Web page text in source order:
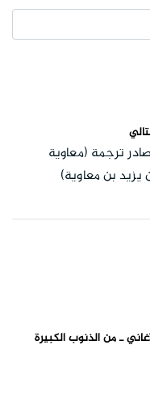
ترجمة (معاوية
يزيد بن معاوية)
ـ من الذنوب الكبيرة